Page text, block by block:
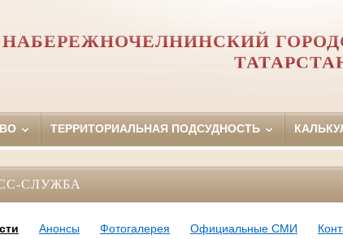
НАБЕРЕЖНОЧЕЛНИНСКИЙ
ТЕРРИТОРИАЛЬНАЯ ПОДСУДНОСТЬ
СЛУЖБА
Анонсы Фотогалерея Официальные СМИ